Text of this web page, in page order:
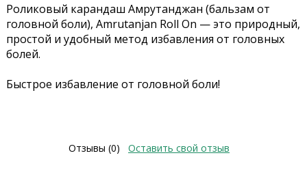
Роликовый карандаш Амрутанджан (бальзам от
головной боли), Amrutanjan Roll On — это природный,
простой и удобный метод избавления от головных
болей.
Быстрое избавление от головной боли!
Отзывы (0) Оставить свой отзыв